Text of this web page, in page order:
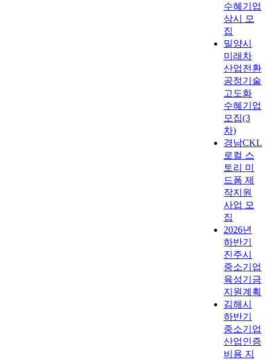
수혜기업
상시 모
집
밀양시
미래차
산업전환
공정기술
고도화
수혜기업
모집(3
차)
경남CKL
로컬 스
토리 미
드폼 제
작지원
사업 모
집
2026년
하반기
진주시
중소기업
육성기금
지원계획
김해시
하반기
중소기업
산업인증
비용 지